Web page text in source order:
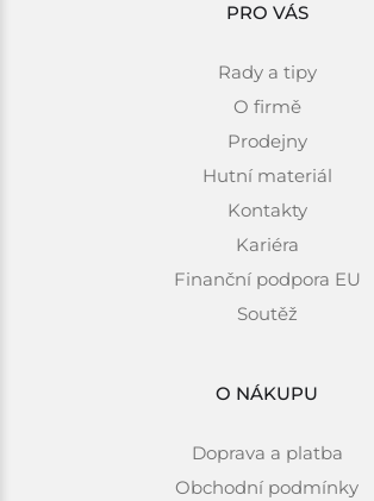
PRO VÁS
Rady a tipy
O firmě
Prodejny
Hutní materiál
Kontakty
Kariéra
Finanční podpora EU
Soutěž
O NÁKUPU
Doprava a platba
Obchodní podmínky